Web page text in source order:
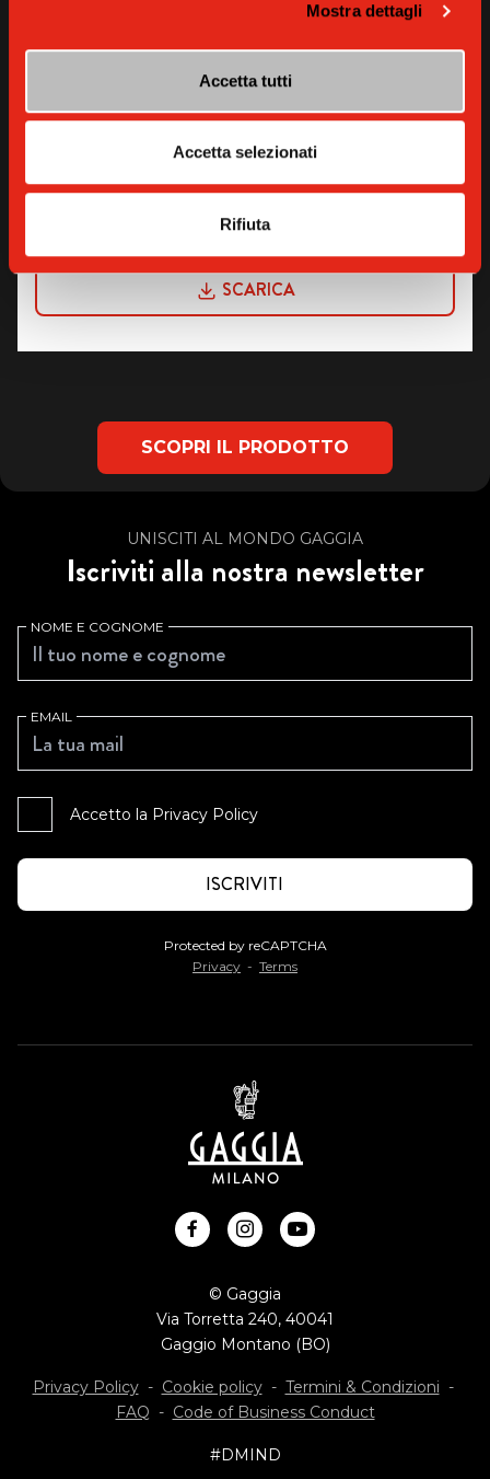
Mostra dettagli
Accetta tutti
Accetta selezionati
Rifiuta
SCARICA
SCOPRI IL PRODOTTO
UNISCITI AL MONDO GAGGIA
Iscriviti alla nostra newsletter
NOME E COGNOME
EMAIL
Accetto la Privacy Policy
Protected by reCAPTCHA
Privacy - Terms
facebook
instagram
youtube
© Gaggia
Via Torretta 240, 40041
Gaggio Montano (BO)
Privacy Policy- Cookie policy- Termini & Condizioni -
FAQ - Code of Business Conduct
#DMIND